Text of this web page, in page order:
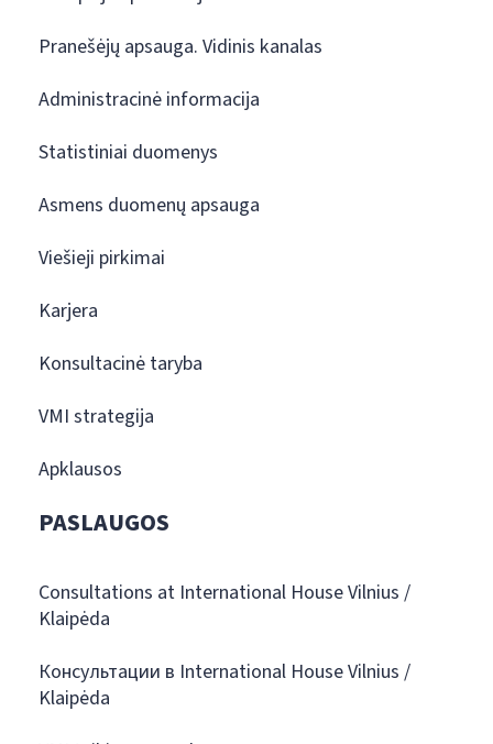
Pranešėjų apsauga. Vidinis kanalas
Administracinė informacija
Statistiniai duomenys
Asmens duomenų apsauga
Viešieji pirkimai
Karjera
Konsultacinė taryba
VMI strategija
Apklausos
PASLAUGOS
Consultations at International House Vilnius /
Klaipėda
Консультации в International House Vilnius /
Klaipėda